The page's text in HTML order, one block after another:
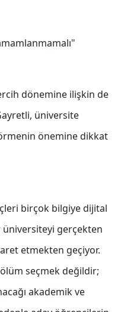
dönemine ilişkin de
üniversite
önemine dikkat
birçok bilgiye dijital
gerçekten
etmekten geçiyor.
seçmek değildir;
akademik ve